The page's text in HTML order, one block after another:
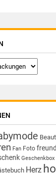
Fan Foto
Geschenkbox
Herz